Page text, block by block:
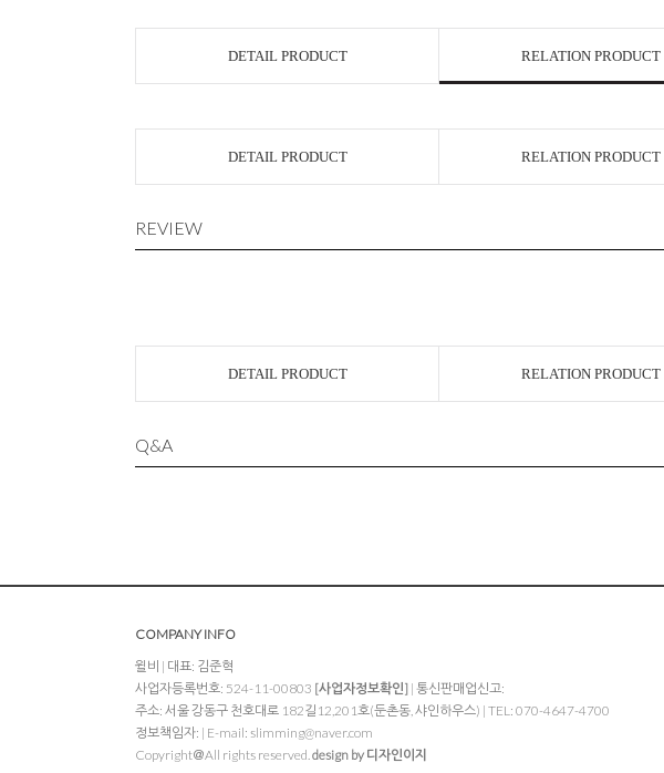
DETAIL PRODUCT RELATION PRODUCT
DETAIL PRODUCT RELATION PRODUCT
REVIEW
DETAIL PRODUCT RELATION PRODUCT
Q&A
COMPANY INFO
윌비 | 대표: 김준혁
사업자등록번호: 524-11-00803 [사업자정보확인] | 통신판매업신고:
주소: 서울 강동구 천호대로 182길12,201호(둔촌동, 샤인하우스) | TEL: 070-4647-4700
정보책임자: | E-mail: slimming@naver.com
Copyright＠All rights reserved.design by 디자인이지